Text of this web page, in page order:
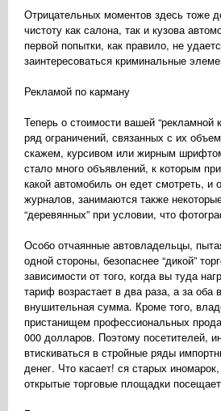
Отрицательных моментов здесь тоже
чистоту как салона, так и кузова
первой попытки, как правило, не
заинтересоваться криминальные
Рекламой по карману
Теперь о стоимости вашей
ряд ограничений, связанных с их
скажем, курсивом или жирным
стало много объявлений, к которым
какой автомобиль он едет смотреть, и
журналов, занимаются также
“деревянных” при условии, что
Особо отчаянные автовладельцы,
одной стороны, безопаснее “дикой”
зависимости от того, когда вы туда
тариф возрастает в два раза, а за
внушительная сумма. Кроме того,
пристанищем профессиональных
000 долларов. Поэтому посетителей,
втискиваться в стройные ряды
денег. Что касает! ся старых
открытые торговые площадки